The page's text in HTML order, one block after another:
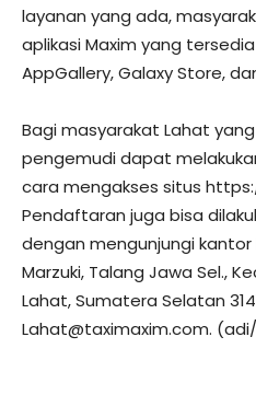
layanan yang ada,
aplikasi Maxim yang
AppGallery, Galaxy Store,
Bagi masyarakat Lahat
pengemudi dapat
cara mengakses situs
Pendaftaran juga bisa
dengan mengunjungi kantor
Marzuki, Talang Jawa Sel.,
Lahat, Sumatera Selatan
Lahat@taximaxim.com.